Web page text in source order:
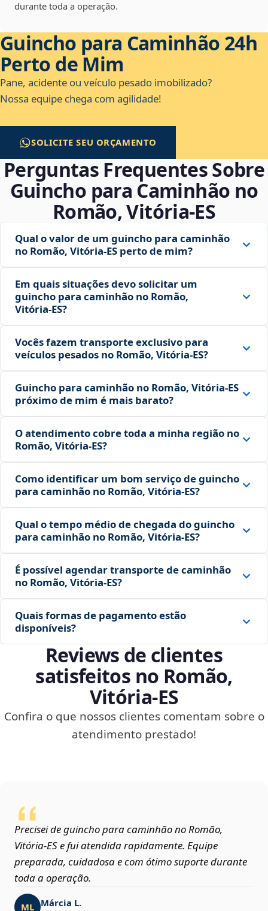
durante toda a operação.
Guincho para Caminhão 24h
Perto de Mim
Pane, acidente ou veículo pesado imobilizado?
Nossa equipe chega com agilidade!
SOLICITE SEU ORÇAMENTO
Perguntas Frequentes Sobre
Guincho para Caminhão no
Romão, Vitória‑ES
Qual o valor de um guincho para caminhão
no Romão, Vitória‑ES perto de mim?
Em quais situações devo solicitar um
guincho para caminhão no Romão,
Vitória‑ES?
Vocês fazem transporte exclusivo para
veículos pesados no Romão, Vitória‑ES?
Guincho para caminhão no Romão, Vitória‑ES
próximo de mim é mais barato?
O atendimento cobre toda a minha região no
Romão, Vitória‑ES?
Como identificar um bom serviço de guincho
para caminhão no Romão, Vitória‑ES?
Qual o tempo médio de chegada do guincho
para caminhão no Romão, Vitória‑ES?
É possível agendar transporte de caminhão
no Romão, Vitória‑ES?
Quais formas de pagamento estão
disponíveis?
Reviews de clientes
satisfeitos no Romão,
Vitória‑ES
Confira o que nossos clientes comentam sobre o
atendimento prestado!
Precisei de guincho para caminhão no Romão,
Vitória‑ES e fui atendida rapidamente. Equipe
preparada, cuidadosa e com ótimo suporte durante
toda a operação.
ML Márcia L.